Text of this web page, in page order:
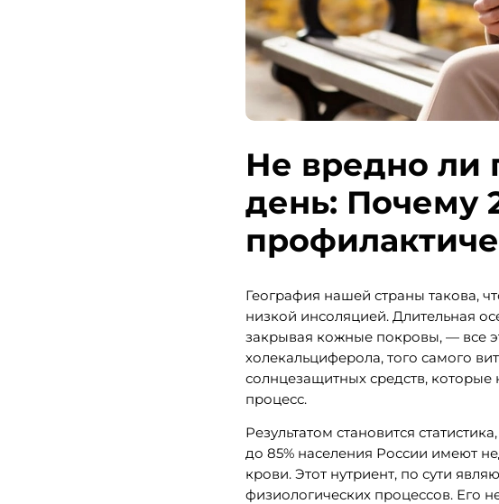
Не вредно ли
день: Почему
География нашей страны такова,
низкой инсоляцией. Длительная
закрывая кожные покровы, — все
холекальциферола, того самого
солнцезащитных средств,
процесс.
Результатом становится
до 85% населения России имеют
крови. Этот нутриент, по сути
физиологических процессов. Его